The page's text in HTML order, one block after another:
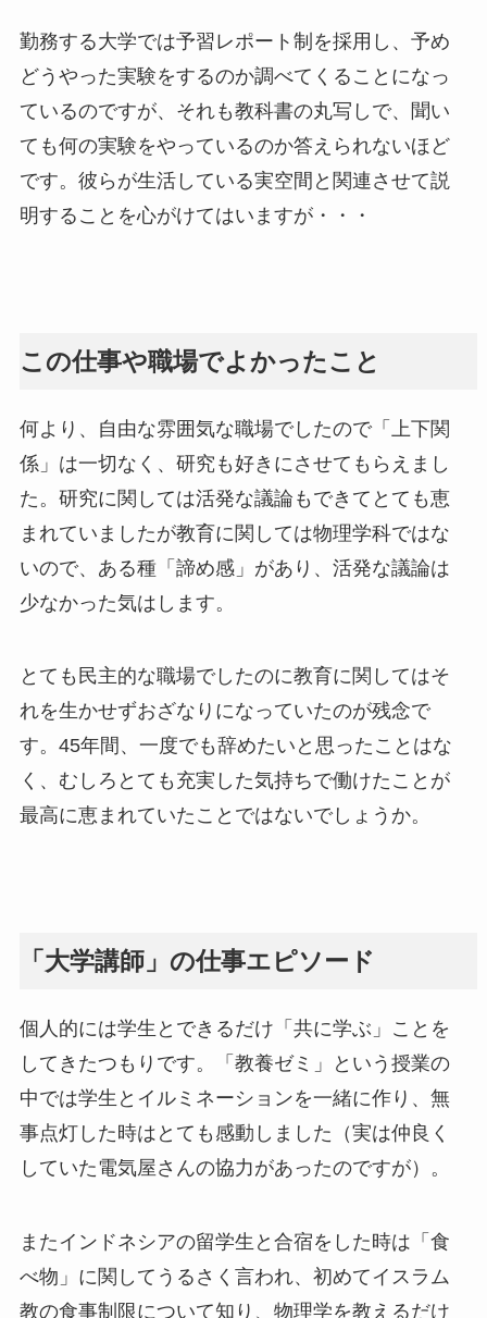
勤務する大学では予習レポート制を採用し、予め
どうやった実験をするのか調べてくることになっ
ているのですが、それも教科書の丸写しで、聞い
ても何の実験をやっているのか答えられないほど
です。彼らが生活している実空間と関連させて説
明することを心がけてはいますが・・・
この仕事や職場でよかったこと
何より、自由な雰囲気な職場でしたので「上下関
係」は一切なく、研究も好きにさせてもらえまし
た。研究に関しては活発な議論もできてとても恵
まれていましたが教育に関しては物理学科ではな
いので、ある種「諦め感」があり、活発な議論は
少なかった気はします。
とても民主的な職場でしたのに教育に関してはそ
れを生かせずおざなりになっていたのが残念で
す。45年間、一度でも辞めたいと思ったことはな
く、むしろとても充実した気持ちで働けたことが
最高に恵まれていたことではないでしょうか。
「大学講師」の仕事エピソード
個人的には学生とできるだけ「共に学ぶ」ことを
してきたつもりです。「教養ゼミ」という授業の
中では学生とイルミネーションを一緒に作り、無
事点灯した時はとても感動しました（実は仲良く
していた電気屋さんの協力があったのですが）。
またインドネシアの留学生と合宿をした時は「食
べ物」に関してうるさく言われ、初めてイスラム
教の食事制限について知り、物理学を教えるだけ